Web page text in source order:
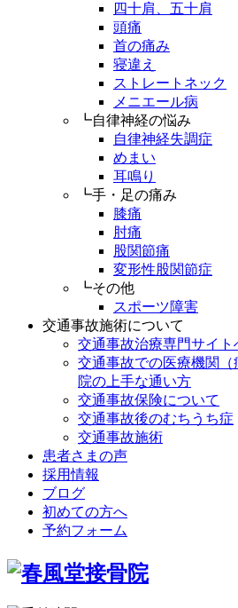
四十肩、五十肩
頭痛
首の痛み
寝違え
ストレートネック
メニエール病
┗自律神経の悩み
自律神経失調症
めまい
耳鳴り
┗手・足の痛み
膝痛
肘痛
股関節痛
変形性股関節症
┗その他
スポーツ障害
交通事故施術について
交通事故治療専門サイト
交通事故での医療機関
院の上手な通い方
交通事故保険について
交通事故後のむちうち症
交通事故施術
患者さまの声
採用情報
ブログ
初めての方へ
予約フォーム